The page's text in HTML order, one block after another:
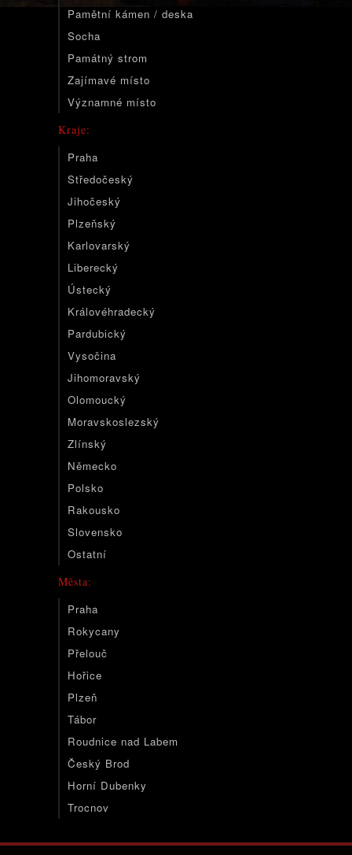
Pamětní kámen / deska
Socha
Památný strom
Zajímavé místo
Významné místo
Kraje:
Praha
Středočeský
Jihočeský
Plzeňský
Karlovarský
Liberecký
Ústecký
Královéhradecký
Pardubický
Vysočina
Jihomoravský
Olomoucký
Moravskoslezský
Zlínský
Německo
Polsko
Rakousko
Slovensko
Ostatní
Města:
Praha
Rokycany
Přelouč
Hořice
Plzeň
Tábor
Roudnice nad Labem
Český Brod
Horní Dubenky
Trocnov